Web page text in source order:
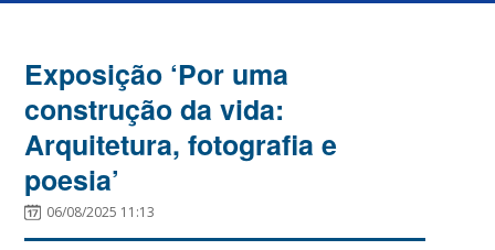
Exposição ‘Por uma
construção da vida:
Arquitetura, fotografia e
poesia’
06/08/2025 11:13